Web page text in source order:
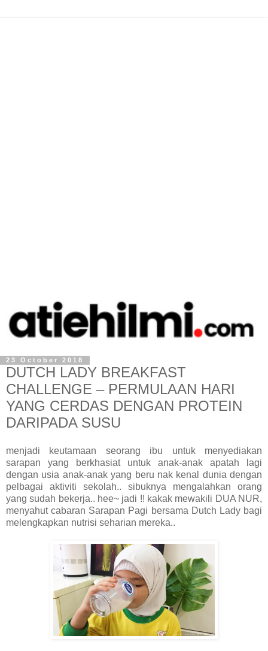
23 October 2018
DUTCH LADY BREAKFAST
CHALLENGE – PERMULAAN HARI
YANG CERDAS DENGAN PROTEIN
DARIPADA SUSU
menjadi keutamaan seorang ibu untuk menyediakan
sarapan yang berkhasiat untuk anak-anak apatah lagi
dengan usia anak-anak yang beru nak kenal dunia dengan
pelbagai aktiviti sekolah.. sibuknya mengalahkan orang
yang sudah bekerja.. hee~ jadi !! kakak mewakili DUA NUR,
menyahut cabaran Sarapan Pagi bersama Dutch Lady bagi
melengkapkan nutrisi seharian mereka..